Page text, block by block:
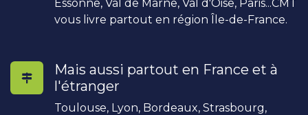
Essonne, Val de Marne, Val d'Oise, Paris...CMT
vous livre partout en région Île-de-France.
Mais aussi partout en France et à
l'étranger
Toulouse, Lyon, Bordeaux, Strasbourg,